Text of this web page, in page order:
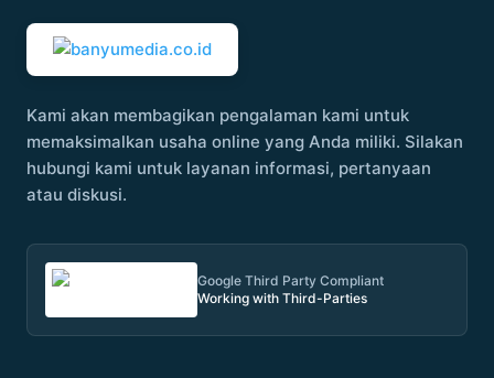
Kami akan membagikan pengalaman kami untuk
memaksimalkan usaha online yang Anda miliki. Silakan
hubungi kami untuk layanan informasi, pertanyaan
atau diskusi.
Google Third Party Compliant
Working with Third-Parties